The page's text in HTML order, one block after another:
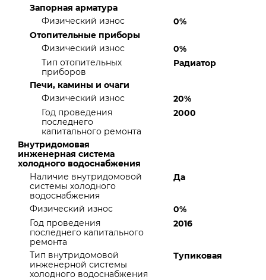
Запорная арматура
Физический износ
0%
Отопительные приборы
Физический износ
0%
Тип отопительных
приборов
Радиатор
Печи, камины и очаги
Физический износ
20%
Год проведения
последнего
капитального ремонта
2000
Внутридомовая
инженерная система
холодного водоснабжения
Наличие внутридомовой
системы холодного
водоснабжения
Да
Физический износ
0%
Год проведения
последнего капитального
ремонта
2016
Тип внутридомовой
инженерной системы
холодного водоснабжения
Тупиковая